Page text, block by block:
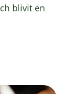
blivit en